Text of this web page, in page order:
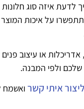
לדעת איזה סוג
על איכות
או עיצוב
שלכם ולפי המבנה.
ליצור איתי קשר ואשמח